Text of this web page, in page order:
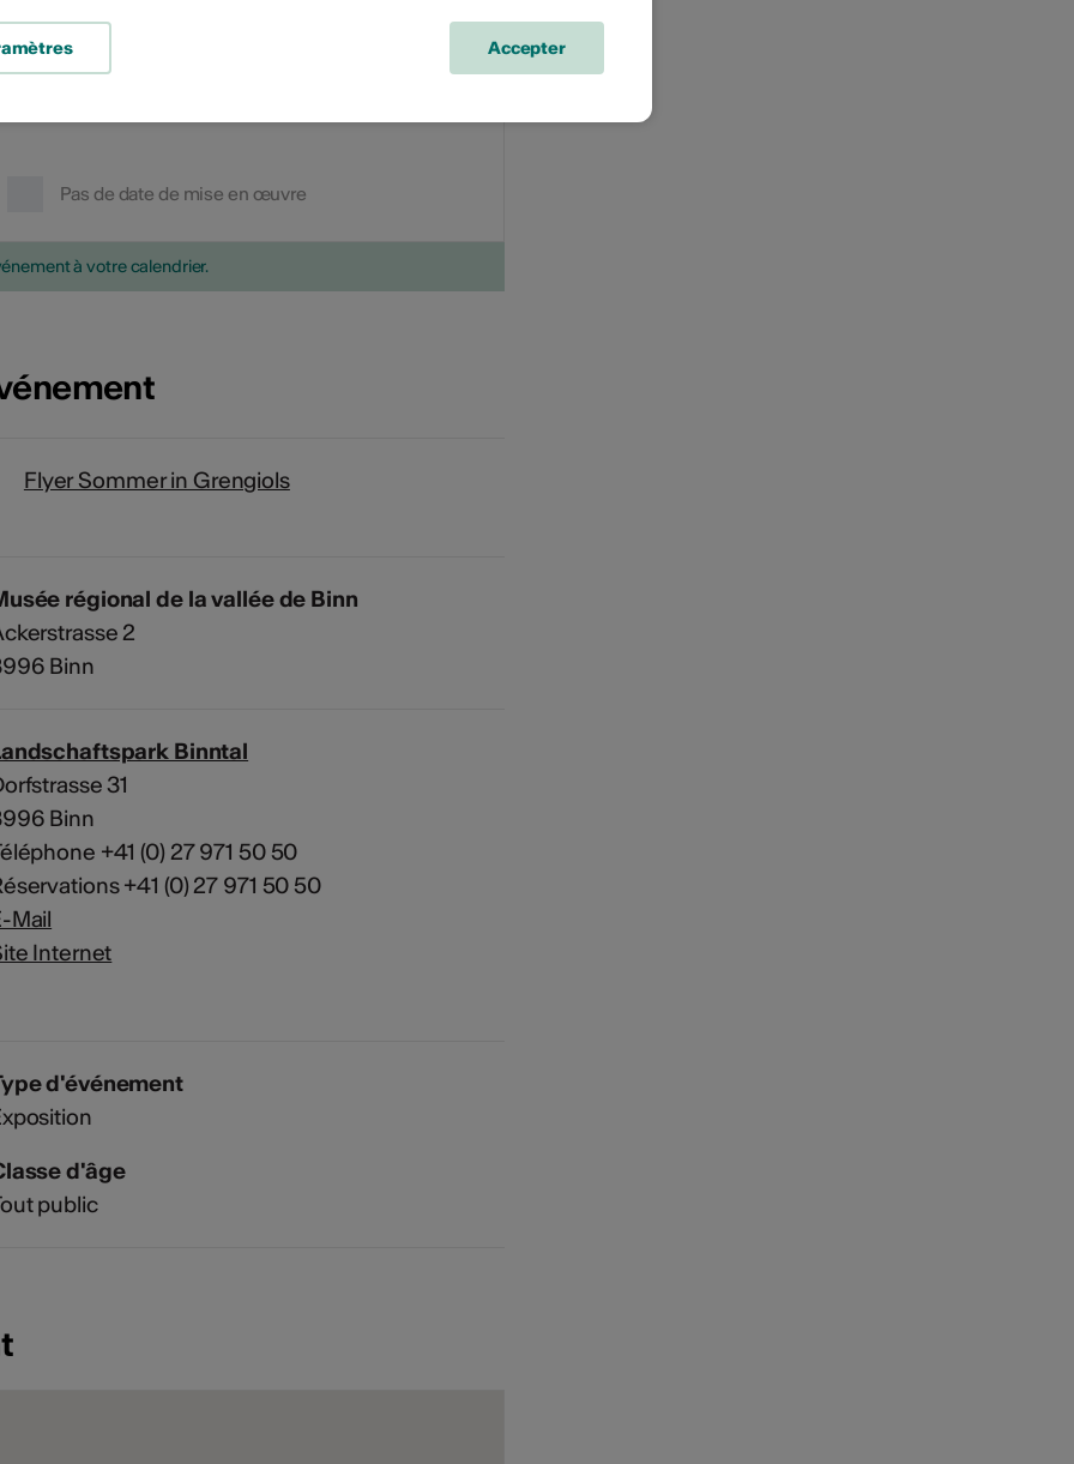
30
Pas de date de mise en œuvre
à votre calendrier.
Flyer Sommer in Grengiols
régional de la vallée de Binn
2
Binn
Binntal
31
Binn
+41 (0) 27 971 50 50
+41 (0) 27 971 50 50
Mail
Internet
d'événement
d'âge
public
Accepter